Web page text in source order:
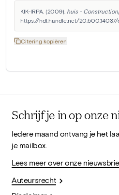
KIK-IRPA. (2009). huis -
https://hdl.handle.net/20.500.14037/
Citering kopiëren
Schrijf je in op onze
Iedere maand ontvang je het
je mailbox.
Lees meer over onze
Auteursrecht